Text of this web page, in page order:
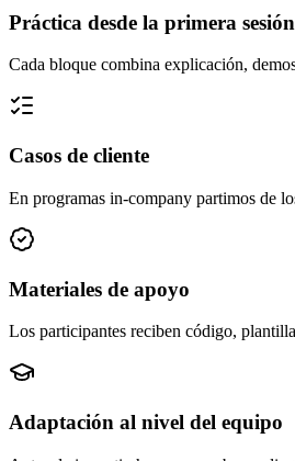
Práctica desde la primera sesión
Cada bloque combina explicación,
Casos de cliente
En programas in-company partimos de
Materiales de apoyo
Los participantes reciben código,
Adaptación al nivel del equipo